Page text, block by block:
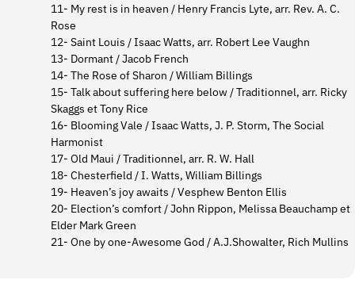
11- My rest is in heaven / Henry Francis Lyte, arr. Rev. A. C.
Rose
12- Saint Louis / Isaac Watts, arr. Robert Lee Vaughn
13- Dormant / Jacob French
14- The Rose of Sharon / William Billings
15- Talk about suffering here below / Traditionnel, arr. Ricky
Skaggs et Tony Rice
16- Blooming Vale / Isaac Watts, J. P. Storm, The Social
Harmonist
17- Old Maui / Traditionnel, arr. R. W. Hall
18- Chesterfield / I. Watts, William Billings
19- Heaven’s joy awaits / Vesphew Benton Ellis
20- Election’s comfort / John Rippon, Melissa Beauchamp et
Elder Mark Green
21- One by one-Awesome God / A.J.Showalter, Rich Mullins